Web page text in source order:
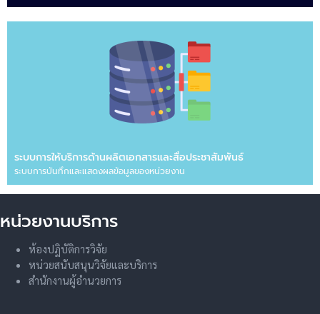
ระบบการให้บริการด้านผลิตเอกสารและสื่อประชาสัมพันธ์
ระบบการบันทึกและแสดงผลข้อมูลของหน่วยงาน
หน่วยงานบริการ
ห้องปฏิบัติการวิจัย
หน่วยสนับสนุนวิจัยและบริการ
สำนักงานผู้อำนวยการ